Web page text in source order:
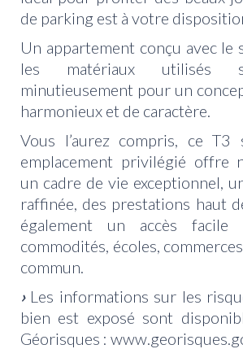
de parking est à votre
Un appartement conçu avec le
les matériaux utilisés
minutieusement pour un
harmonieux et de caractère.
Vous l’aurez compris, ce T3
emplacement privilégié offre
un cadre de vie exceptionnel,
raffinée, des prestations haut
également un accès
commodités, écoles,
commun.
› Les informations sur les
bien est exposé sont
Géorisques :